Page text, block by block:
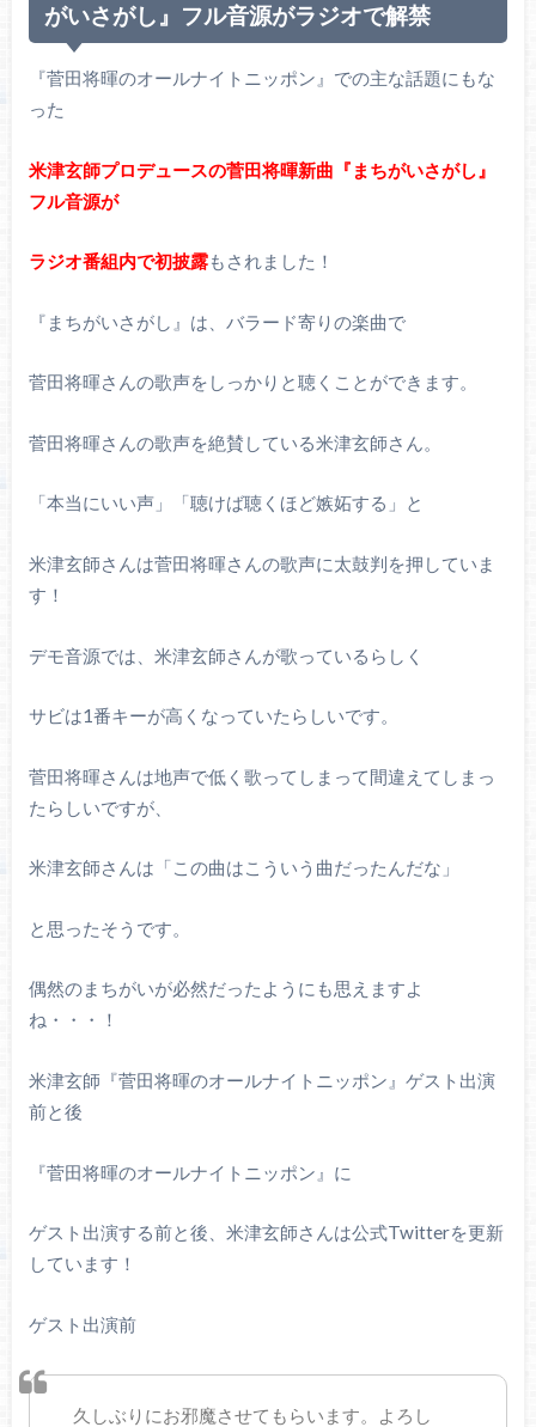
がいさがし』フル音源がラジオで解禁
『菅田将暉のオールナイトニッポン』での主な話題にもな
った
米津玄師プロデュースの菅田将暉新曲『まちがいさがし』
フル音源が
ラジオ番組内で初披露もされました！
『まちがいさがし』は、バラード寄りの楽曲で
菅田将暉さんの歌声をしっかりと聴くことができます。
菅田将暉さんの歌声を絶賛している米津玄師さん。
「本当にいい声」「聴けば聴くほど嫉妬する」と
米津玄師さんは菅田将暉さんの歌声に太鼓判を押していま
す！
デモ音源では、米津玄師さんが歌っているらしく
サビは1番キーが高くなっていたらしいです。
菅田将暉さんは地声で低く歌ってしまって間違えてしまっ
たらしいですが、
米津玄師さんは「この曲はこういう曲だったんだな」
と思ったそうです。
偶然のまちがいが必然だったようにも思えますよ
ね・・・！
米津玄師『菅田将暉のオールナイトニッポン』ゲスト出演
前と後
『菅田将暉のオールナイトニッポン』に
ゲスト出演する前と後、米津玄師さんは公式Twitterを更新
しています！
ゲスト出演前
久しぶりにお邪魔させてもらいます。よろし